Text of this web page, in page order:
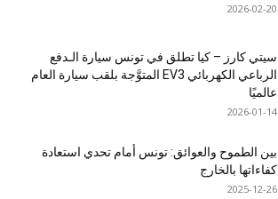
2026-02-20
سيتي كارز – كيا تطلق في تونس سيارة الـدفع
الرباعي الكهربائي EV3 المتوَّجة بلقب سيارة العام
عالميًا
2026-01-14
بين الطموح والعوائق: تونس أمام تحدي استعادة
كفاءاتها بالخارج
2025-12-26